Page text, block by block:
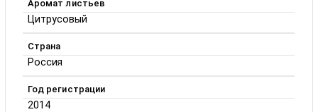
Аромат листьев
Цитрусовый
Страна
Россия
Год регистрации
2014